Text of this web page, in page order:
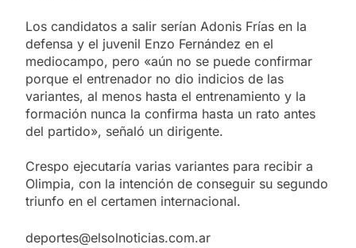
Los candidatos a salir serían Adonis Frías en la
defensa y el juvenil Enzo Fernández en el
mediocampo, pero «aún no se puede confirmar
porque el entrenador no dio indicios de las
variantes, al menos hasta el entrenamiento y la
formación nunca la confirma hasta un rato antes
del partido», señaló un dirigente.
Crespo ejecutaría varias variantes para recibir a
Olimpia, con la intención de conseguir su segundo
triunfo en el certamen internacional.
deportes@elsolnoticias.com.ar